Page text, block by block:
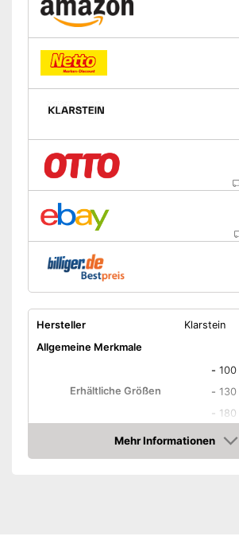
Ohne
Keine
Amazon Lieferzeit
siehe
Hersteller
Klarstein
Allgemeine Merkmale
Erhältliche Größen
-
-
-
-
Mehr Informationen
Amazon